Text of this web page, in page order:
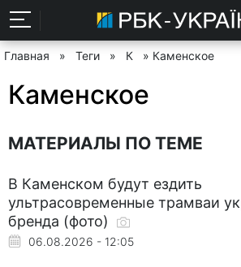
Главная » Теги » К » Каменское
Каменское
МАТЕРИАЛЫ ПО ТЕМЕ
В Каменском будут ездить
ультрасовременные трамваи
бренда (фото)
06.08.2026 - 12:05